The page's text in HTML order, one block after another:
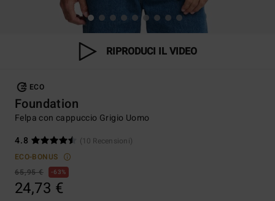
RIPRODUCI IL VIDEO
ECO
Foundation
Felpa con cappuccio Grigio Uomo
4.8
(10 Recensioni)
ECO-BONUS
65,95 €
63%
24,73 €